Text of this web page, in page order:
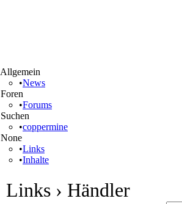
Allgemein
•News
Foren
•Forums
Suchen
•coppermine
None
•Links
•Inhalte
Links › Händler